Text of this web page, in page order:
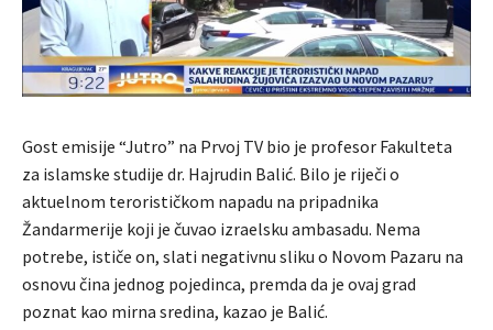
Gost emisije “Jutro” na Prvoj TV bio je profesor Fakulteta
za islamske studije dr. Hajrudin Balić. Bilo je riječi o
aktuelnom terorističkom napadu na pripadnika
Žandarmerije koji je čuvao izraelsku ambasadu. Nema
potrebe, ističe on, slati negativnu sliku o Novom Pazaru na
osnovu čina jednog pojedinca, premda da je ovaj grad
poznat kao mirna sredina, kazao je Balić.